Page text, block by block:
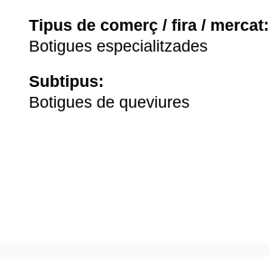
Tipus de comerç / fira / mercat:
Botigues especialitzades
Subtipus:
Botigues de queviures